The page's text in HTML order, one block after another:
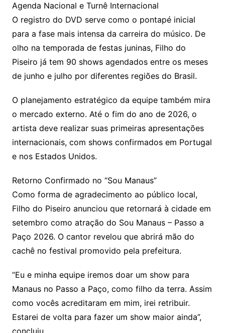
Agenda Nacional e Turnê Internacional
O registro do DVD serve como o pontapé inicial
para a fase mais intensa da carreira do músico. De
olho na temporada de festas juninas, Filho do
Piseiro já tem 90 shows agendados entre os meses
de junho e julho por diferentes regiões do Brasil.
O planejamento estratégico da equipe também mira
o mercado externo. Até o fim do ano de 2026, o
artista deve realizar suas primeiras apresentações
internacionais, com shows confirmados em Portugal
e nos Estados Unidos.
Retorno Confirmado no “Sou Manaus”
Como forma de agradecimento ao público local,
Filho do Piseiro anunciou que retornará à cidade em
setembro como atração do Sou Manaus – Passo a
Paço 2026. O cantor revelou que abrirá mão do
cachê no festival promovido pela prefeitura.
“Eu e minha equipe iremos doar um show para
Manaus no Passo a Paço, como filho da terra. Assim
como vocês acreditaram em mim, irei retribuir.
Estarei de volta para fazer um show maior ainda”,